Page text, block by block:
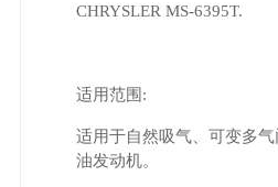
CHRYSLER MS-6395T.
适用范围:
适用于自然吸气、可变多
油发动机。